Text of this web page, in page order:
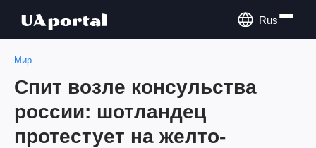
Rus
Мир
Спит возле консульства
россии: шотландец
протестует на желто-